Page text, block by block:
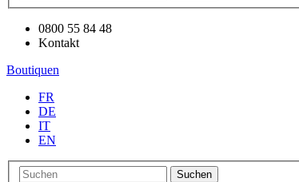
0800 55 84 48
Kontakt
Boutiquen
FR
DE
IT
EN
Suchen